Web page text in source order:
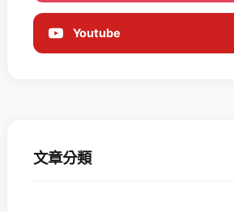
Youtube
文章分類